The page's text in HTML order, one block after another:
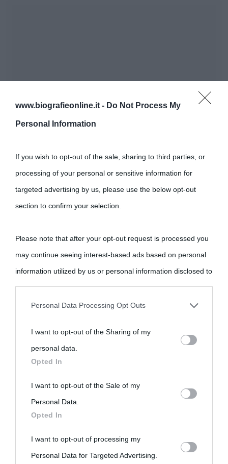
www.biografieonline.it - Do Not Process My
Personal Information
If you wish to opt-out of the sale, sharing to third parties, or
processing of your personal or sensitive information for
targeted advertising by us, please use the below opt-out
section to confirm your selection.
Please note that after your opt-out request is processed you
may continue seeing interest-based ads based on personal
information utilized by us or personal information disclosed to
third parties prior to your opt-out.
personal information by third parties on the IAB’s list of
downstream participants.
This information may also be disclosed by us to third parties
on the IAB’s List of Downstream Participants that may further
disclose it to other third parties.
Please note that this website/app uses one or more Google
services and may gather and store information including but
Personal Data Processing Opt Outs
I want to opt-out of the Sharing of my
personal data.
Opted In
I want to opt-out of the Sale of my
Personal Data.
Opted In
I want to opt-out of processing my
Personal Data for Targeted Advertising.